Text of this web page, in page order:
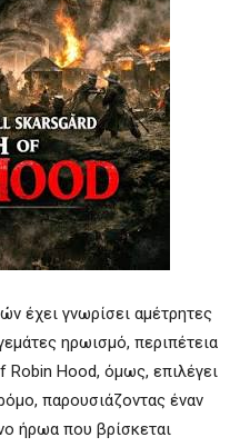
έχει γνωρίσει αμέτρητες
ηρωισμό, περιπέτεια
Robin Hood, όμως, επιλέγει
παρουσιάζοντας έναν
ήρωα που βρίσκεται